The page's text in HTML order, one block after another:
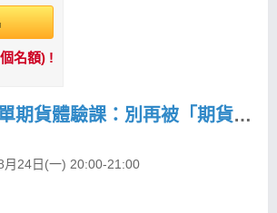
名額) !
林恩如｜超簡單期貨體驗課：別再被「期貨很危險」限制你的獲利！
月24日(一) 20:00-21:00